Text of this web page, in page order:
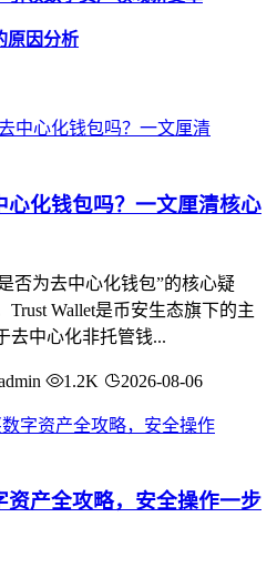
原因分析
心化钱包吗？一文厘清核心
否为去中心化钱包”的核心疑
Trust Wallet是币安生态旗下的主
去中心化非托管钱...
1.2K 2026-08-06
资产全攻略，安全操作一步